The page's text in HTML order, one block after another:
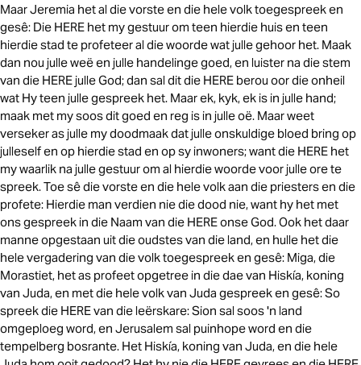
Maar Jeremia het al die vorste en die hele volk toegespreek en
gesê: Die HERE het my gestuur om teen hierdie huis en teen
hierdie stad te profeteer al die woorde wat julle gehoor het. Maak
dan nou julle weë en julle handelinge goed, en luister na die stem
van die HERE julle God; dan sal dit die HERE berou oor die onheil
wat Hy teen julle gespreek het. Maar ek, kyk, ek is in julle hand;
maak met my soos dit goed en reg is in julle oë. Maar weet
verseker as julle my doodmaak dat julle onskuldige bloed bring op
julleself en op hierdie stad en op sy inwoners; want die HERE het
my waarlik na julle gestuur om al hierdie woorde voor julle ore te
spreek. Toe sê die vorste en die hele volk aan die priesters en die
profete: Hierdie man verdien nie die dood nie, want hy het met
ons gespreek in die Naam van die HERE onse God. Ook het daar
manne opgestaan uit die oudstes van die land, en hulle het die
hele vergadering van die volk toegespreek en gesê: Miga, die
Morastiet, het as profeet opgetree in die dae van Hiskía, koning
van Juda, en met die hele volk van Juda gespreek en gesê: So
spreek die HERE van die leërskare: Sion sal soos 'n land
omgeploeg word, en Jerusalem sal puinhope word en die
tempelberg bosrante. Het Hiskía, koning van Juda, en die hele